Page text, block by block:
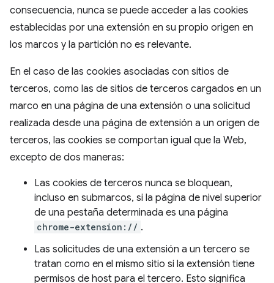
consecuencia, nunca se puede acceder a las cookies
establecidas por una extensión en su propio origen en
los marcos y la partición no es relevante.
En el caso de las cookies asociadas con sitios de
terceros, como las de sitios de terceros cargados en un
marco en una página de una extensión o una solicitud
realizada desde una página de extensión a un origen de
terceros, las cookies se comportan igual que la Web,
excepto de dos maneras:
Las cookies de terceros nunca se bloquean,
incluso en submarcos, si la página de nivel superior
de una pestaña determinada es una página
chrome-extension:// .
Las solicitudes de una extensión a un tercero se
tratan como en el mismo sitio si la extensión tiene
permisos de host para el tercero. Esto significa